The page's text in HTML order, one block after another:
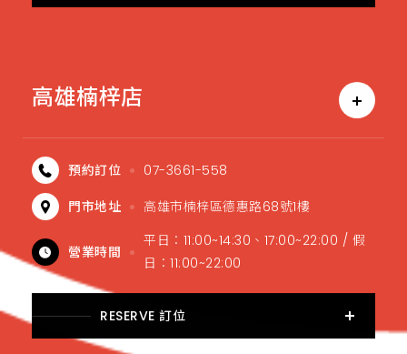
高雄楠梓店
預約訂位
07-3661-558
門市地址
高雄市楠梓區德惠路68號1樓
營業時間
平日：11:00~14:30、17:00~22:00 / 假
日：11:00~22:00
RESERVE 訂位